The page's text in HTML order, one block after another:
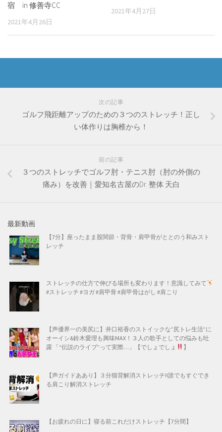
宿 in 修善寺CC
2021年4月26日
2021年4月27日
次の記事
ゴルフ飛距離アップのための３つのストレッチ！正し
い体作りは胸椎から！
前の記事
３つのストレッチでゴルフ肘・テニス肘（肘の外側の
痛み）を改善｜愛知名古屋のDr. 整体 天白
最新動画
【7分】座ったまま股関節・背骨・肩甲骨がととのう和みスト
レッチ
ストレッチの仕方で伸びる場所も変わります！意識してみて
#ストレッチ #ヨガ #肩甲骨 #肩甲骨はがし #肩こり
【声優界一の美尻に】井口裕香のストイックな”尻トレ生活”に
オーイシ&鈴木愛理も興味MAX！３人の歌手としての悩みも吐
露 「“伝説のライブ”って実際…」【でしょでしょ
】
【声ガイドああり】３分猫背解消ストレッチ!!誰でもすぐでき
る肩こり解消ストレッチ
【お疲れの日に】寝る前これだけストレッチ【7分間】